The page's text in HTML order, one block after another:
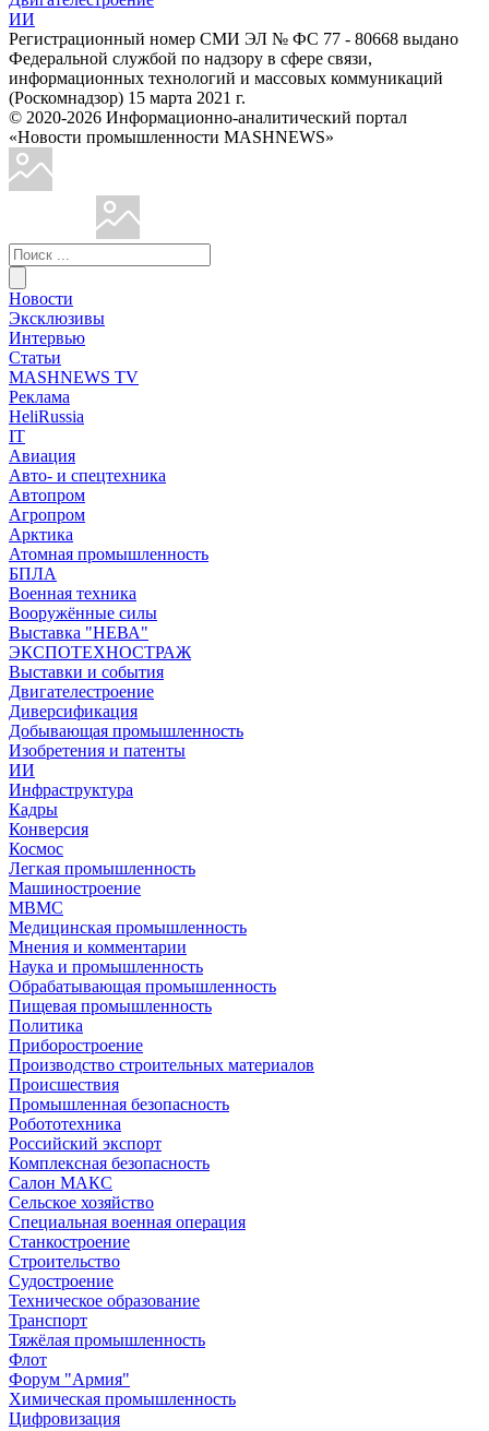
ИИ
Регистрационный номер СМИ ЭЛ № ФС 77 - 80668 выдано
Федеральной службой по надзору в сфере связи,
информационных технологий и массовых коммуникаций
(Роскомнадзор) 15 марта 2021 г.
© 2020-2026 Информационно-аналитический портал
«Новости промышленности MASHNEWS»
Новости
Эксклюзивы
Интервью
Статьи
MASHNEWS TV
Реклама
HeliRussia
IT
Авиация
Авто- и спецтехника
Автопром
Агропром
Арктика
Атомная промышленность
БПЛА
Военная техника
Вооружённые силы
Выставка "НЕВА"
ЭКСПОТЕХНОСТРАЖ
Выставки и события
Двигателестроение
Диверсификация
Добывающая промышленность
Изобретения и патенты
ИИ
Инфраструктура
Кадры
Конверсия
Космос
Легкая промышленность
Машиностроение
МВМС
Медицинская промышленность
Мнения и комментарии
Наука и промышленность
Обрабатывающая промышленность
Пищевая промышленность
Политика
Приборостроение
Производство строительных материалов
Происшествия
Промышленная безопасность
Робототехника
Российский экспорт
Комплексная безопасность
Салон МАКС
Сельское хозяйство
Специальная военная операция
Станкостроение
Строительство
Судостроение
Техническое образование
Транспорт
Тяжёлая промышленность
Флот
Форум "Армия"
Химическая промышленность
Цифровизация